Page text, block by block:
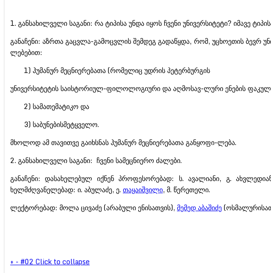
1. განსახილველი საგანი: რა ტიპისა უნდა იყოს ჩვენი უნივერსიტეტი? იმავე
განაჩენი: აზრთა გაცვლა-გამოცვლის შემდეგ გადაწყდა, რომ, უცხოეთის ბევრ
ლებებით:
1) ჰუმანურ მეცნიერებათა (რომელიც უდრის პეტერბურგის
უნივერსიტეტის საისტორიულ-ფილოლოგიური და აღმოსავ-ლური ენების
2) სამათემატიკო და
3) საბუნებისმეტყველო.
მხოლოდ ამ თავითვე გაიხსნას ჰუმანურ მეცნიერებათა განყოფი-ლება.
2. განსახილველი საგანი: ჩვენი სამეცნიერო ძალები.
განაჩენი: დასახელებულ იქნენ პროფესორებად: ს. ავალიანი, გ.
ხელმძღვანელებად: ი. აბულაძე, ე. თაყაიშვილი, მ. წერეთელი.
ლექტორებად: მოლა ცივაძე (არაბული ენისათვის), მემედ აბაშიძე
+ - #02 Click to collapse